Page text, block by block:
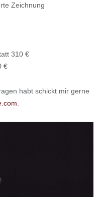
Zeichnung
310 €
€
habt schickt mir gerne